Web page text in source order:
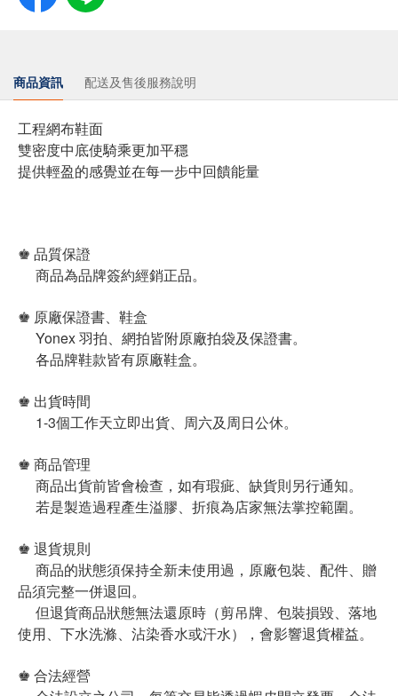
商品資訊 配送及售後服務說明
工程網布鞋面
雙密度中底使騎乘更加平穩
提供輕盈的感覺並在每一步中回饋能量
♚ 品質保證
商品為品牌簽約經銷正品。
♚ 原廠保證書、鞋盒
Yonex 羽拍、網拍皆附原廠拍袋及保證書。
各品牌鞋款皆有原廠鞋盒。
♚ 出貨時間
1-3個工作天立即出貨、周六及周日公休。
♚ 商品管理
商品出貨前皆會檢查，如有瑕疵、缺貨則另行通知。
若是製造過程產生溢膠、折痕為店家無法掌控範圍。
♚ 退貨規則
商品的狀態須保持全新未使用過，原廠包裝、配件、贈
品須完整一併退回。
但退貨商品狀態無法還原時（剪吊牌、包裝損毀、落地
使用、下水洗滌、沾染香水或汗水），會影響退貨權益。
♚ 合法經營